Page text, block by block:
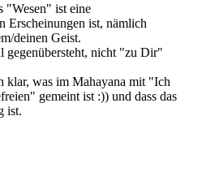
"Wesen" ist eine
Erscheinungen ist, nämlich
deinen Geist.
gegenübersteht, nicht "zu Dir"
klar, was im Mahayana mit "Ich
gemeint ist :)) und dass das
ist.